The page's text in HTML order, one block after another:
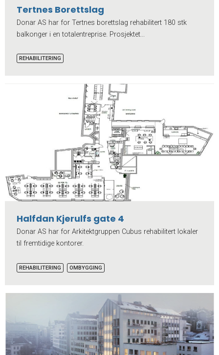
Tertnes Borettslag
Donar AS har for Tertnes borettslag rehabilitert 180 stk
balkonger i en totalentreprise. Prosjektet...
REHABILITERING
Halfdan Kjerulfs gate 4
Donar AS har for Arkitektgruppen Cubus rehabilitert lokaler
til fremtidige kontorer.
REHABILITERING OMBYGGING